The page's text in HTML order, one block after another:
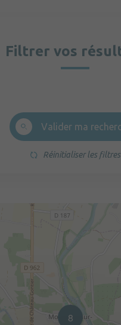
Filtrer vos
Valider ma
Réinitialiser les filtres
8